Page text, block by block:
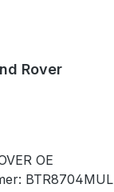
Rover
OE
BTR8704MUL